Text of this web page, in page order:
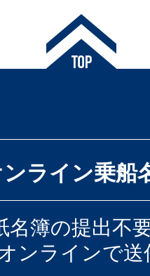
ライン乗船
名簿の提出不
ンラインで